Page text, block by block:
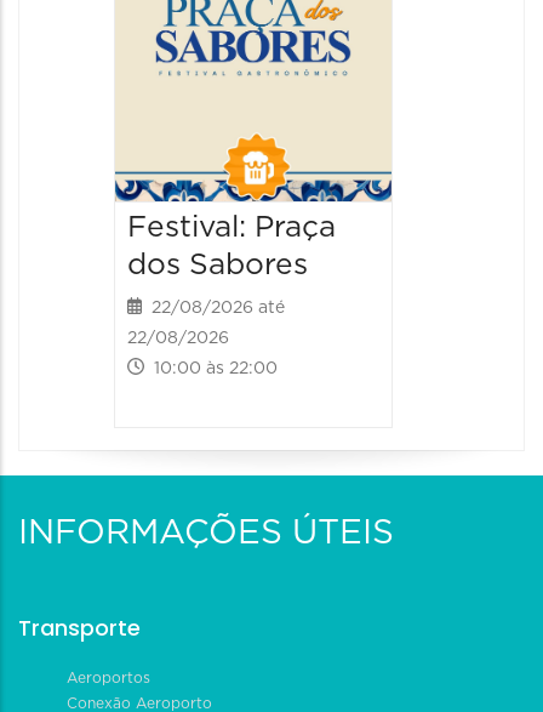
Festival: Praça
dos Sabores
22/08/2026 até
22/08/2026
10:00 às 22:00
INFORMAÇÕES ÚTEIS
Transporte
Aeroportos
Conexão Aeroporto